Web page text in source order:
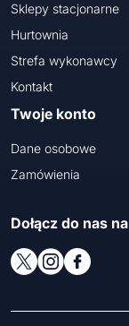
Sklepy stacjonarne
Hurtownia
Strefa wykonawcy
Kontakt
Twoje konto
Dane osobowe
Zamówienia
Dołącz do nas na